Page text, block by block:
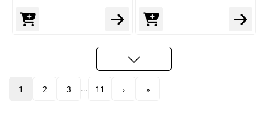
1 2 3 ... 11 › »